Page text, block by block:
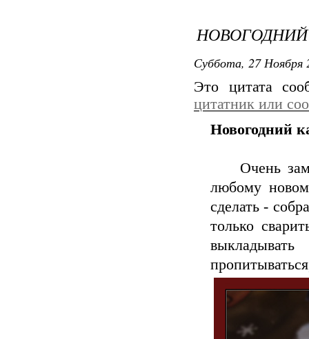
Суббота, 27 Ноября
Это цитата
цитатник или
Новогодний
Очень
любому
сделать -
только